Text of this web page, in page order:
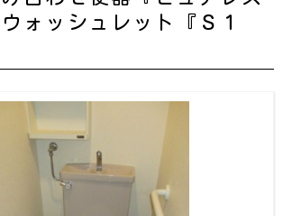
ォッシュレット『Ｓ１